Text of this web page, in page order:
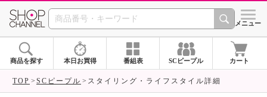
SHOP CHANNEL シメニュー
商品を探す 本日お買得 番組表 SCピープル カート
TOP SCピープル スタイリング・ライフスタイル詳細